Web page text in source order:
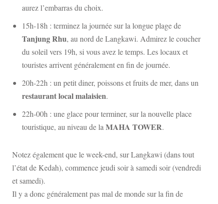
aurez l’embarras du choix.
15h-18h : terminez la journée sur la longue plage de
Tanjung Rhu, au nord de Langkawi. Admirez le coucher
du soleil vers 19h, si vous avez le temps. Les locaux et
touristes arrivent généralement en fin de journée.
20h-22h : un petit diner, poissons et fruits de mer, dans un
restaurant local malaisien.
22h-00h : une glace pour terminer, sur la nouvelle place
touristique, au niveau de la MAHA TOWER.
Notez également que le week-end, sur Langkawi (dans tout
l’état de Kedah), commence jeudi soir à samedi soir (vendredi
et samedi).
Il y a donc généralement pas mal de monde sur la fin de